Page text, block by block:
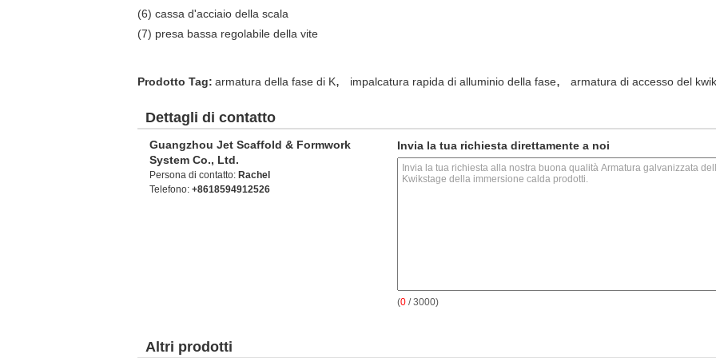
(6) cassa d'acciaio della scala
(7) presa bassa regolabile della vite
Prodotto Tag: armatura della fase di K, impalcatura rapida di alluminio della fase, armatura di accesso del kwik
Dettagli di contatto
Guangzhou Jet Scaffold & Formwork
System Co., Ltd.
Persona di contatto: Rachel
Telefono: +8618594912526
Invia la tua richiesta direttamente a noi
(0 / 3000)
Altri prodotti